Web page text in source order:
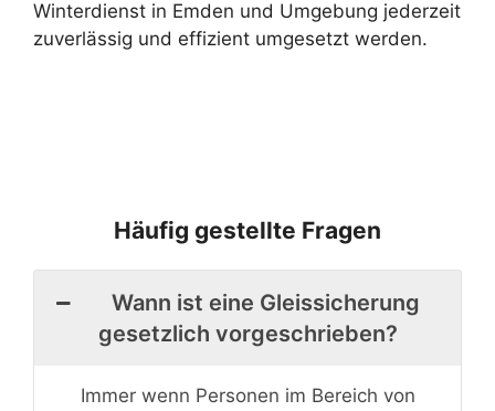
Winterdienst in Emden und Umgebung jederzeit
zuverlässig und effizient umgesetzt werden.
Häufig gestellte Fragen
Wann ist eine Gleissicherung
gesetzlich vorgeschrieben?
Immer wenn Personen im Bereich von